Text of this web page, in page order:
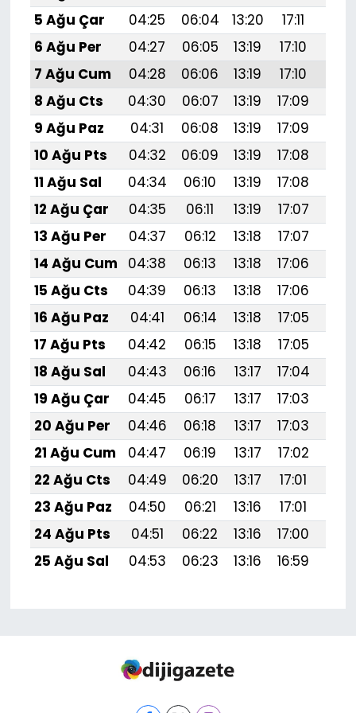
5 Ağu Çar
04:25 06:04 13:20 17:11
6 Ağu Per
04:27 06:05 13:19 17:10
7 Ağu Cum
04:28 06:06 13:19 17:10
8 Ağu Cts
04:30 06:07 13:19 17:09
9 Ağu Paz
04:31 06:08 13:19 17:09
10 Ağu Pts
04:32 06:09 13:19 17:08
11 Ağu Sal
04:34 06:10 13:19 17:08
12 Ağu Çar
04:35 06:11 13:19 17:07
13 Ağu Per
04:37 06:12 13:18 17:07
14 Ağu Cum
04:38 06:13 13:18 17:06
15 Ağu Cts
04:39 06:13 13:18 17:06
16 Ağu Paz
04:41 06:14 13:18 17:05
17 Ağu Pts
04:42 06:15 13:18 17:05
18 Ağu Sal
04:43 06:16 13:17 17:04
19 Ağu Çar
04:45 06:17 13:17 17:03
20 Ağu Per
04:46 06:18 13:17 17:03
21 Ağu Cum
04:47 06:19 13:17 17:02
22 Ağu Cts
04:49 06:20 13:17 17:01
23 Ağu Paz
04:50 06:21 13:16 17:01
24 Ağu Pts
04:51 06:22 13:16 17:00
25 Ağu Sal
04:53 06:23 13:16 16:59